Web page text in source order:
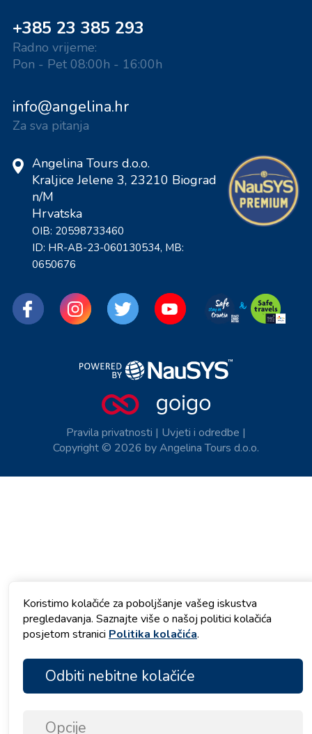
+385 23 385 293
Radno vrijeme:
Pon - Pet 08:00h - 16:00h
info@angelina.hr
Za sva pitanja
Angelina Tours d.o.o.
Kraljice Jelene 3, 23210 Biograd
n/M
Hrvatska
OIB: 20598733460
ID: HR-AB-23-060130534, MB:
0650676
Pravila privatnosti | Uvjeti i odredbe |
Copyright © 2026 by Angelina Tours d.o.o.
Koristimo kolačiće za poboljšanje vašeg iskustva
pregledavanja. Saznajte više o našoj politici kolačića
posjetom stranici Politika kolačića.
Odbiti nebitne kolačiće
Opcije